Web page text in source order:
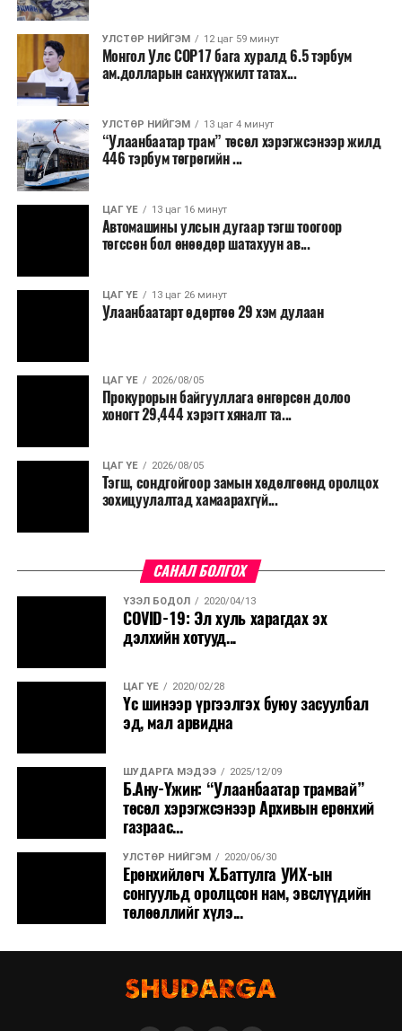
Түгжрэлээс үүдэлтэй эдийн засгийн алдагдлыг
тооцоход нэг автомашин өдөрт дунджаар 2.5 цаг
түгжрэлд саатахдаа 3.45 литр шатахууныг үр ашиггүй
зарцуулдаг байна. Ингэснээр нэг жолооч өдөрт
8,238.6 төгрөг, жилд 1.7 сая гаруй төгрөгийн
шатахууны зардлыг зөвхөн түгжрэлд алддаг аж.
“Улаанбаатар трам” төсөл хэрэгжиж, авто замын
ачаалал буурснаар трассын дагуух автомашинуудын
шатахууны хэмнэлт жилд 446 тэрбум төгрөгт хүрэх
боломжтой гэсэн тооцоог техник, эдийн засгийн
үндэслэлд тусгажээ.
Төсөл хэрэгжсэнээр иргэдийн зорчих хугацаа
богиносож, түгжрэлээс үүдэлтэй эдийн засгийн
тогтолцоо бүрдэх ач холбогдолтой юм.
УЛСТӨР НИЙГЭМ 12 цаг 59 минут
Монгол Улс COP17 бага хуралд 6.5 тэрбум
ам.долларын санхүүжилт татах...
УЛСТӨР НИЙГЭМ 13 цаг 4 минут
“Улаанбаатар трам” төсөл хэрэгжсэнээр жилд
446 тэрбум төгрөгийн ...
ЦАГ ҮЕ 13 цаг 16 минут
Автомашины улсын дугаар тэгш тоогоор
төгссөн бол өнөөдөр шатахуун ав...
ЦАГ ҮЕ 13 цаг 26 минут
Улаанбаатарт өдөртөө 29 хэм дулаан
ЦАГ ҮЕ 2026/08/05
Прокурорын байгууллага өнгөрсөн долоо
хоногт 29,444 хэрэгт хяналт та...
ЦАГ ҮЕ 2026/08/05
Тэгш, сондгойгоор замын хөдөлгөөнд оролцох
зохицуулалтад хамаарахгүй...
САНАЛ БОЛГОХ
ҮЗЭЛ БОДОЛ 2020/04/13
COVID-19: Эл хуль харагдах эх
дэлхийн хотууд...
ЦАГ ҮЕ 2020/02/28
Үс шинээр үргээлгэх буюу засуулбал
эд, мал арвидна
ШУДАРГА МЭДЭЭ 2025/12/09
Б.Ану-Үжин: “Улаанбаатар трамвай”
төсөл хэрэгжсэнээр Архивын ерөнхий
газраас...
УЛСТӨР НИЙГЭМ 2020/06/30
Ерөнхийлөгч Х.Баттулга УИХ-ын
сонгуульд оролцсон нам, эвслүүдийн
төлөөллийг хүлэ...